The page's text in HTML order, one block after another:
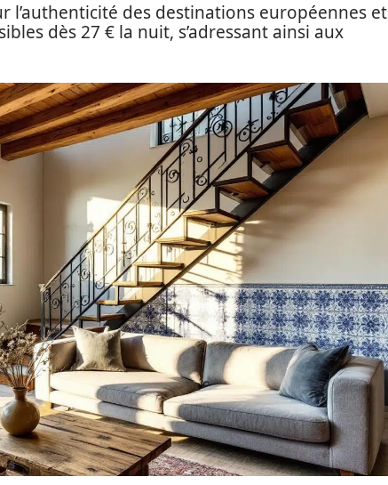
l’authenticité des destinations européennes et
dès 27 € la nuit, s’adressant ainsi aux